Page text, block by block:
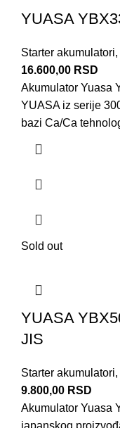
YUASA
Starter akumulatori,
16.600,00 RSD
Akumulator Yuasa
YUASA iz serije
bazi Ca/Ca
Sold out
YUASA
JIS
Starter akumulatori,
9.800,00 RSD
Akumulator Yuasa